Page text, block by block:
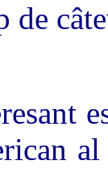
de